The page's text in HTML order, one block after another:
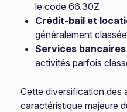
le code 66.30Z
Crédit-bail et
généralement
Services
activités parfois
Cette diversification des
caractéristique majeure